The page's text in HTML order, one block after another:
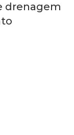
drenagem